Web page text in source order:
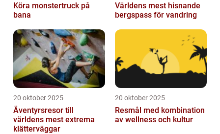
Köra monstertruck på
bana
Världens mest hisnande
bergspass för vandring
20 oktober 2025
Äventyrsresor till
världens mest extrema
klätterväggar
20 oktober 2025
Resmål med kombination
av wellness och kultur